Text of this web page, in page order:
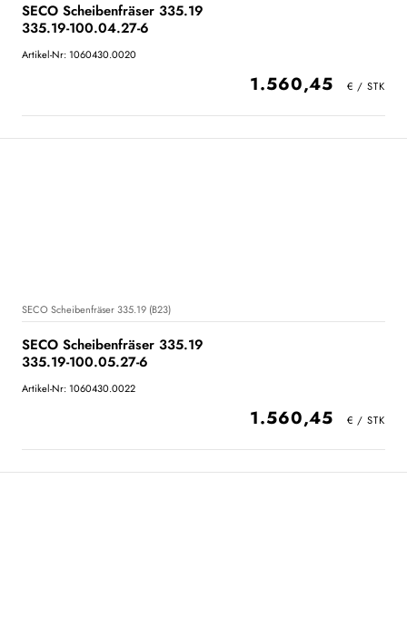
SECO Scheibenfräser 335.19
335.19-100.04.27-6
Artikel-Nr: 1060430.0020
1.560,45
SECO Scheibenfräser 335.19 (B23)
SECO Scheibenfräser 335.19
335.19-100.05.27-6
Artikel-Nr: 1060430.0022
1.560,45